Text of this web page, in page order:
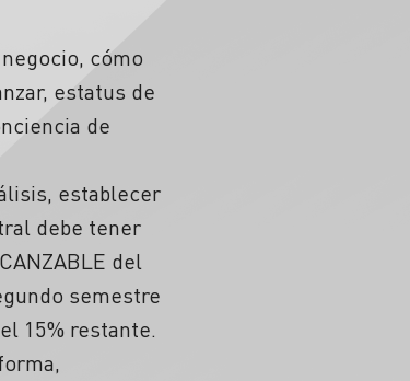
cómo
estatus de
de
establecer
debe tener
del
semestre
15% restante.